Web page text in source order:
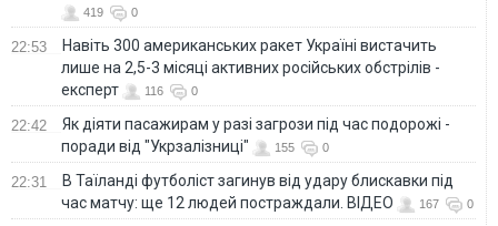
419 0
22:53
Навіть 300 американських ракет Україні вистачить
лише на 2,5-3 місяці активних російських обстрілів -
експерт
116 0
22:42
Як діяти пасажирам у разі загрози під час подорожі -
поради від "Укрзалізниці"
155 0
22:31
В Таїланді футболіст загинув від удару блискавки під
час матчу: ще 12 людей постраждали. ВІДЕО
167 0